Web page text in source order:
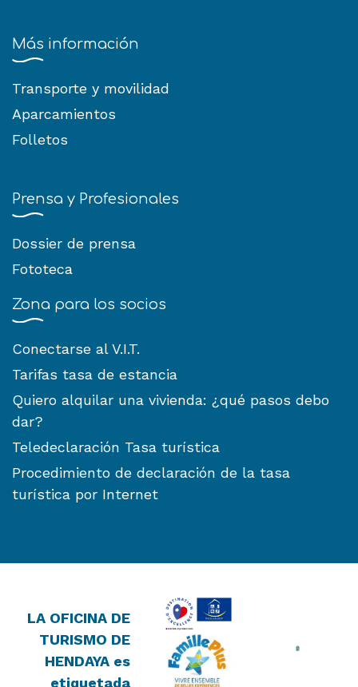
Más información
Transporte y movilidad
Aparcamientos
Folletos
Prensa y Profesionales
Dossier de prensa
Fototeca
Zona para los socios
Conectarse al V.I.T.
Tarifas tasa de estancia
Quiero alquilar una vivienda: ¿qué pasos debo
dar?
Teledeclaración Tasa turística
Procedimiento de declaración de la tasa
turística por Internet
LA OFICINA DE
TURISMO DE
HENDAYA es
etiquetada